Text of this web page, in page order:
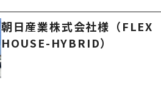
朝日産業株式会社様（FLEX
HOUSE-HYBRID）